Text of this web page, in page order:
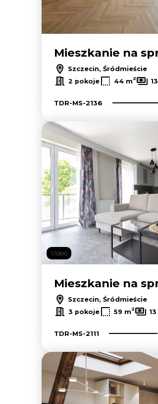
Mieszkanie na
Szczecin, Śródmieście
2 pokoje 44 m2
TDR-MS-2136
Video
Mieszkanie na
Szczecin, Śródmieście
3 pokoje 59 m2
TDR-MS-2111